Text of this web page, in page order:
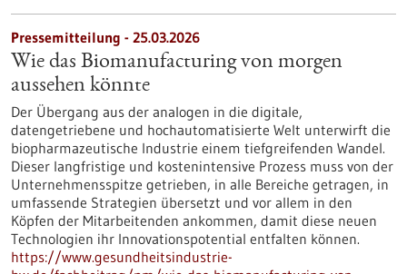
Pressemitteilung - 25.03.2026
Wie das Biomanufacturing von morgen
aussehen könnte
Der Übergang aus der analogen in die digitale,
datengetriebene und hochautomatisierte Welt unterwirft die
biopharmazeutische Industrie einem tiefgreifenden Wandel.
Dieser langfristige und kostenintensive Prozess muss von der
Unternehmensspitze getrieben, in alle Bereiche getragen, in
umfassende Strategien übersetzt und vor allem in den
Köpfen der Mitarbeitenden ankommen, damit diese neuen
Technologien ihr Innovationspotential entfalten können.
https://www.gesundheitsindustrie-